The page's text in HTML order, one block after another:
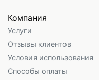
Компания
Услуги
Отзывы клиентов
Условия использования
Способы оплаты